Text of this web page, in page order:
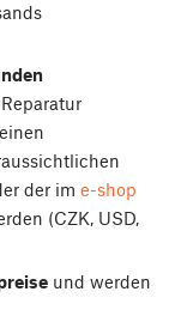
der im e-shop
(CZK, USD,
und werden